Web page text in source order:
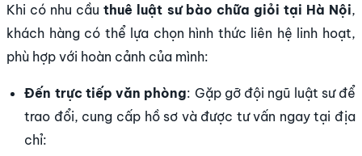
Khi có nhu cầuthuê luật sư bào chữa giỏi tại Hà Nội,
khách hàng có thể lựa chọn hình thức liên hệ linh hoạt,
phù hợp với hoàn cảnh của mình:
Đến trực tiếp văn phòng: Gặp gỡ đội ngũ luật sư để
trao đổi, cung cấp hồ sơ và được tư vấn ngay tại địa
chỉ: